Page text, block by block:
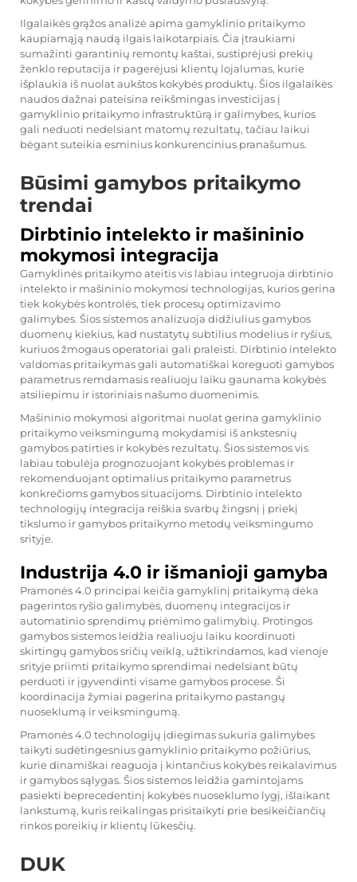
Ilgalaikės grąžos analizė apima gamyklinio pritaikymo
kaupiamąją naudą ilgais laikotarpiais. Čia įtraukiami
sumažinti garantinių remontų kaštai, sustiprėjusi prekių
ženklo reputacija ir pagerėjusi klientų lojalumas, kurie
išplaukia iš nuolat aukštos kokybės produktų. Šios ilgalaikės
naudos dažnai pateisina reikšmingas investicijas į
gamyklinio pritaikymo infrastruktūrą ir galimybes, kurios
gali neduoti nedelsiant matomų rezultatų, tačiau laikui
bėgant suteikia esminius konkurencinius pranašumus.
Būsimi gamybos pritaikymo
trendai
Dirbtinio intelekto ir mašininio
mokymosi integracija
Gamyklinės pritaikymo ateitis vis labiau integruoja dirbtinio
intelekto ir mašininio mokymosi technologijas, kurios gerina
tiek kokybės kontrolės, tiek procesų optimizavimo
galimybes. Šios sistemos analizuoja didžiulius gamybos
duomenų kiekius, kad nustatytų subtilius modelius ir ryšius,
kuriuos žmogaus operatoriai gali praleisti. Dirbtinio intelekto
valdomas pritaikymas gali automatiškai koreguoti gamybos
parametrus remdamasis realiuoju laiku gaunama kokybės
atsiliepimu ir istoriniais našumo duomenimis.
Mašininio mokymosi algoritmai nuolat gerina gamyklinio
pritaikymo veiksmingumą mokydamisi iš ankstesnių
gamybos patirties ir kokybės rezultatų. Šios sistemos vis
labiau tobulėja prognozuojant kokybės problemas ir
rekomenduojant optimalius pritaikymo parametrus
konkrečioms gamybos situacijoms. Dirbtinio intelekto
technologijų integracija reiškia svarbų žingsnį į priekį
tikslumo ir gamybos pritaikymo metodų veiksmingumo
srityje.
Industrija 4.0 ir išmanioji gamyba
Pramonės 4.0 principai keičia gamyklinį pritaikymą dėka
pagerintos ryšio galimybės, duomenų integracijos ir
automatinio sprendimų priėmimo galimybių. Protingos
gamybos sistemos leidžia realiuoju laiku koordinuoti
skirtingų gamybos sričių veiklą, užtikrindamos, kad vienoje
srityje priimti pritaikymo sprendimai nedelsiant būtų
perduoti ir įgyvendinti visame gamybos procese. Ši
koordinacija žymiai pagerina pritaikymo pastangų
nuoseklumą ir veiksmingumą.
Pramonės 4.0 technologijų įdiegimas sukuria galimybes
taikyti sudėtingesnius gamyklinio pritaikymo požiūrius,
kurie dinamiškai reaguoja į kintančius kokybės reikalavimus
ir gamybos sąlygas. Šios sistemos leidžia gamintojams
pasiekti beprecedentinį kokybės nuoseklumo lygį, išlaikant
lankstumą, kuris reikalingas prisitaikyti prie besikeičiančių
rinkos poreikių ir klientų lūkesčių.
DUK